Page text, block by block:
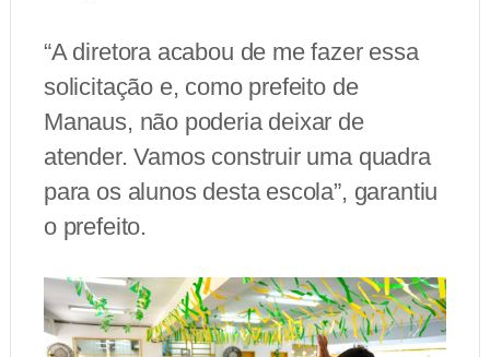
“A diretora acabou de me fazer essa
solicitação e, como prefeito de
Manaus, não poderia deixar de
atender. Vamos construir uma quadra
para os alunos desta escola”, garantiu
o prefeito.